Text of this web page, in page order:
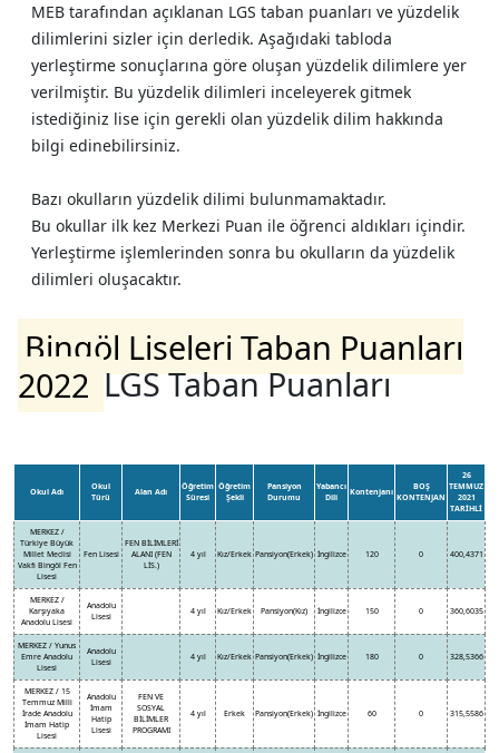
MEB tarafından açıklanan LGS taban puanları ve yüzdelik
dilimlerini sizler için derledik. Aşağıdaki tabloda
yerleştirme sonuçlarına göre oluşan yüzdelik dilimlere yer
verilmiştir. Bu yüzdelik dilimleri inceleyerek gitmek
istediğiniz lise için gerekli olan yüzdelik dilim hakkında
bilgi edinebilirsiniz.
Bazı okulların yüzdelik dilimi bulunmamaktadır.
Bu okullar ilk kez Merkezi Puan ile öğrenci aldıkları içindir.
Yerleştirme işlemlerinden sonra bu okulların da yüzdelik
dilimleri oluşacaktır.
Bingöl Liseleri Taban Puanları
2022 LGS Taban Puanları
Okul Adı
Okul
Türü
Alan Adı
Öğretim
Süresi
Öğretim
Şekli
Pansiyon
Durumu
Yabancı
Dili
Kontenjanı
BOŞ
KONTENJAN
26
TEMMUZ
2021
TARİHLİ
MERKEZ /
Türkiye Büyük
Millet Meclisi
Vakfı Bingöl Fen
Lisesi
Fen Lisesi
FEN BİLİMLERİ
ALANI (FEN
LİS.)
4 yıl Kız/Erkek Pansiyon(Erkek) İngilizce 120 0 400,4371
MERKEZ /
Karşıyaka
Anadolu Lisesi
Anadolu
Lisesi
4 yıl Kız/Erkek Pansiyon(Kız) İngilizce 150 0 360,6035
MERKEZ / Yunus
Emre Anadolu
Lisesi
Anadolu
Lisesi
4 yıl Kız/Erkek Pansiyon(Erkek) İngilizce 180 0 328,5366
MERKEZ / 15
Temmuz Milli
İrade Anadolu
İmam Hatip
Lisesi
Anadolu
İmam
Hatip
Lisesi
FEN VE
SOSYAL
BİLİMLER
PROGRAMI
4 yıl Erkek Pansiyon(Erkek) İngilizce 60 0 315,5586